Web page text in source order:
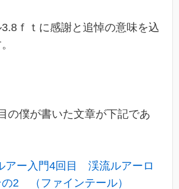
ｆｔに感謝と追悼の意味を込
の僕が書いた文章が下記であ
アー入門4回目 渓流ルアーロ
2 （ファインテール）